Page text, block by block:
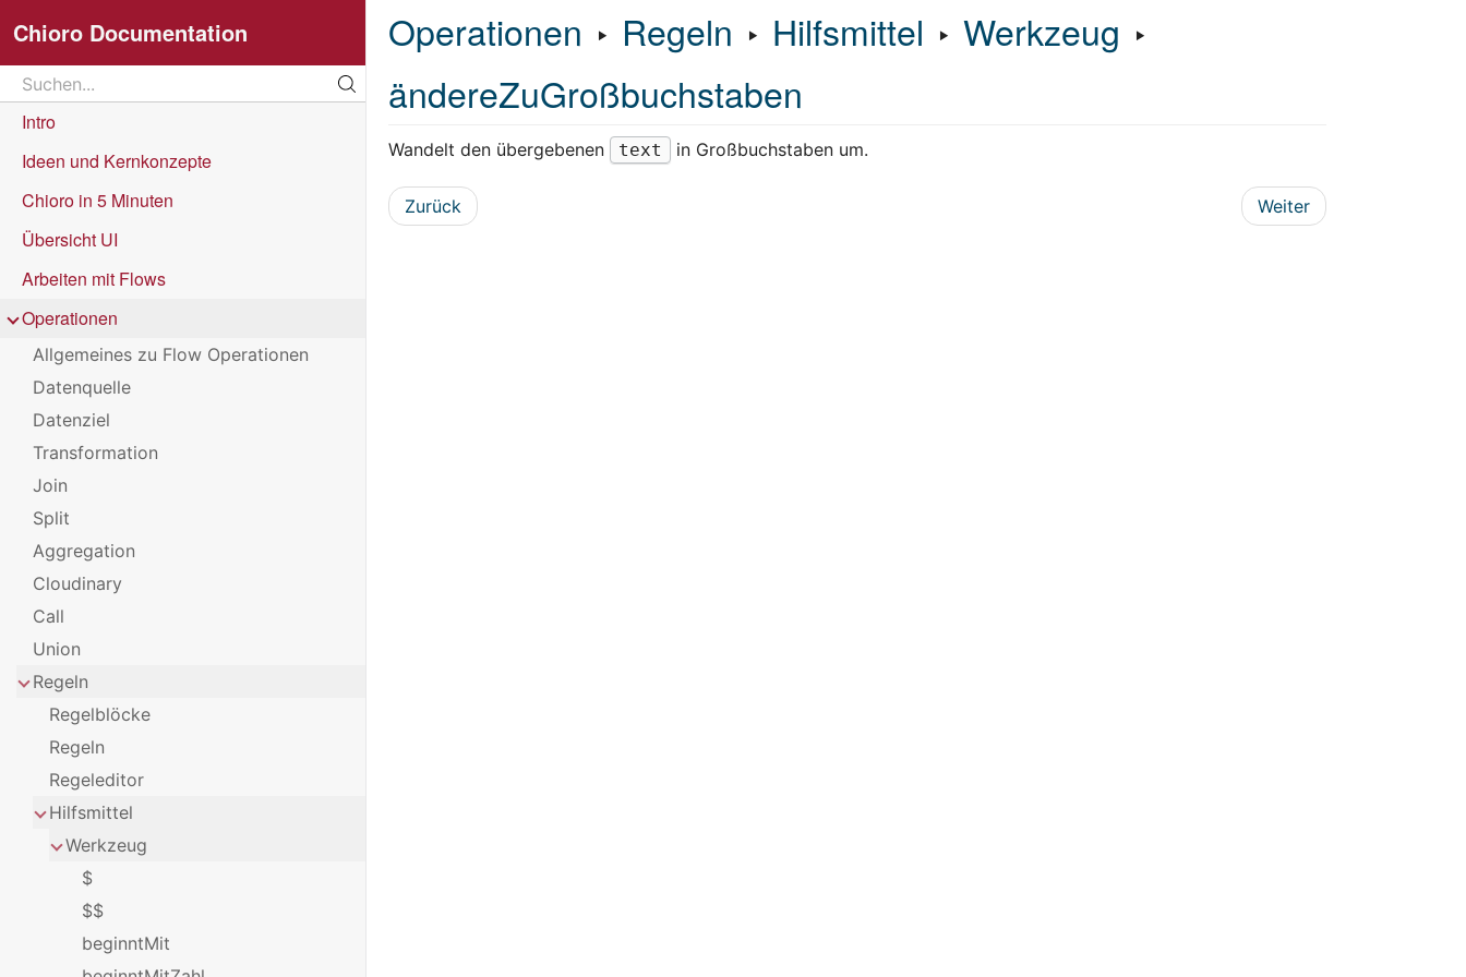
Chioro Documentation
Search
Suchen...
Intro
Ideen und Kernkonzepte
Chioro in 5 Minuten
Übersicht UI
Arbeiten mit Flows
Operationen
Allgemeines zu Flow Operationen
Datenquelle
Datenziel
Transformation
Join
Split
Aggregation
Cloudinary
Call
Union
Regeln
Regelblöcke
Regeln
Regeleditor
Hilfsmittel
Werkzeug
$
$$
beginntMit
Operationen ‣ Regeln ‣ Hilfsmittel ‣ Werkzeug ‣
ändereZuGroßbuchstaben
Wandelt den übergebenen text in Großbuchstaben um.
Zurück Weiter